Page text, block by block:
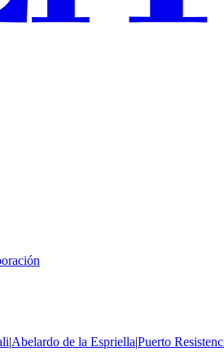
|Abelardo de la Espriella|Puerto